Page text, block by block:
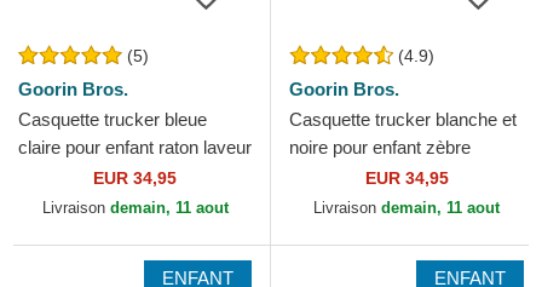
(5)
Goorin Bros.
Casquette trucker bleue
claire pour enfant raton laveur
Rascal Raccoon Mini The
Farm Goorin Bros.
EUR 34,95
Livraison demain, 11 aout
(4.9)
Goorin Bros.
Casquette trucker blanche et
noire pour enfant zèbre
Extreme Little Stripe The
Farm Goorin Bros.
EUR 34,95
Livraison demain, 11 aout
ENFANT ENFANT